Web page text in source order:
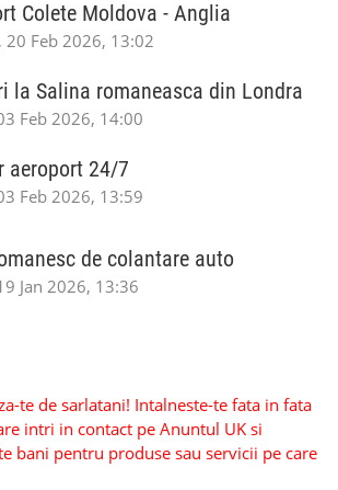
Colete Moldova - Anglia
20 Feb 2026, 13:02
la Salina romaneasca din Londra
Feb 2026, 14:00
aeroport 24/7
Feb 2026, 13:59
de colantare auto
Jan 2026, 13:36
te de sarlatani! Intalneste-te fata in fata
intri in contact pe Anuntul UK si
bani pentru produse sau servicii pe care